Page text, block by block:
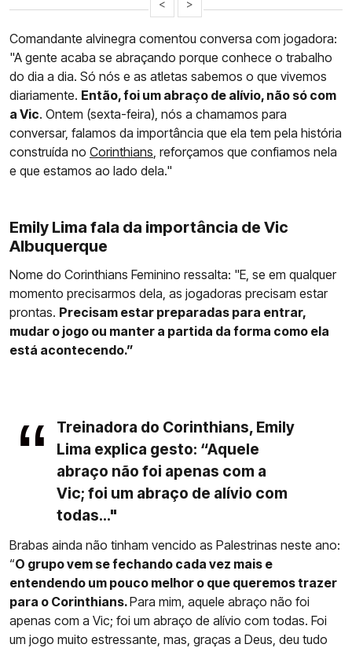
< >
Comandante alvinegra comentou conversa com jogadora:
"A gente acaba se abraçando porque conhece o trabalho
do dia a dia. Só nós e as atletas sabemos o que vivemos
diariamente. Então, foi um abraço de alívio, não só com
a Vic. Ontem (sexta-feira), nós a chamamos para
conversar, falamos da importância que ela tem pela história
construída no Corinthians , reforçamos que confiamos nela
e que estamos ao lado dela."
Emily Lima fala da importância de Vic
Albuquerque
Nome do Corinthians Feminino ressalta: "E, se em qualquer
momento precisarmos dela, as jogadoras precisam estar
prontas. Precisam estar preparadas para entrar,
mudar o jogo ou manter a partida da forma como ela
está acontecendo.”
Treinadora do Corinthians, Emily
Lima explica gesto: “Aquele
abraço não foi apenas com a
Vic; foi um abraço de alívio com
todas..."
Brabas ainda não tinham vencido as Palestrinas neste ano:
“O grupo vem se fechando cada vez mais e
entendendo um pouco melhor o que queremos trazer
para o Corinthians.Para mim, aquele abraço não foi
apenas com a Vic; foi um abraço de alívio com todas. Foi
um jogo muito estressante, mas, graças a Deus, deu tudo